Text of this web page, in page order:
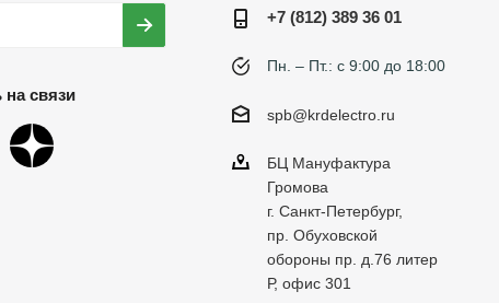
на связи
+7 (812) 389 36 01
Пн. – Пт.: с 9:00 до 18:00
spb@krdelectro.ru
БЦ Мануфактура
Громова
г. Санкт-Петербург,
пр. Обуховской
обороны пр. д.76 литер
Р, офис 301